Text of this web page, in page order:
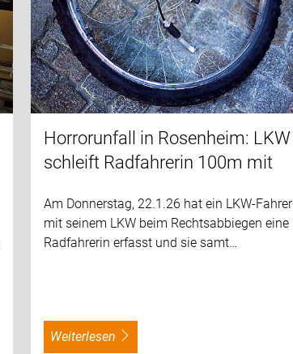
Horrorunfall in Rosenheim: LKW
schleift Radfahrerin 100m mit
Am Donnerstag, 22.1.26 hat ein LKW-Fahrer
mit seinem LKW beim Rechtsabbiegen eine
Radfahrerin erfasst und sie samt…
weiterlesen